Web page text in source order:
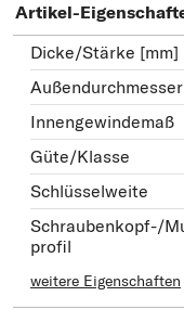
Artikel-
Dicke/Stärke [mm]
Innengewindemaß
Güte/Klasse
Schlüsselweite
Schraubenkopf-/
profil
weitere Eigenschaften